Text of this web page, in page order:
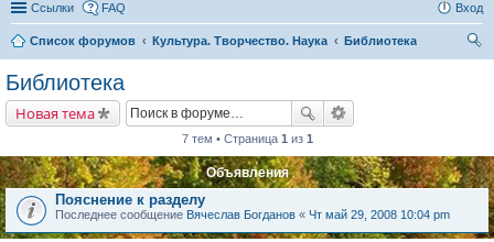
Ссылки FAQ Вход
Список форумов Культура. Творчество. Наука
Библиотека
Библиотека
Новая тема
7 тем • Страница 1 из 1
Объявления
Пояснение к разделу
Последнее сообщение Вячеслав Богданов « Чт май 29, 2008 10:04 pm